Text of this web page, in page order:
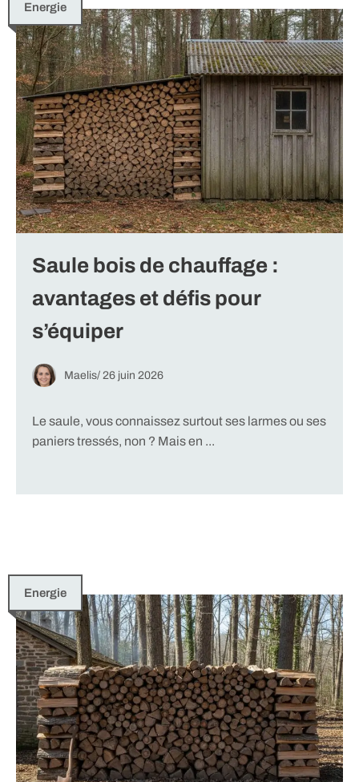
Energie
Saule bois de chauffage :
avantages et défis pour
s’équiper
Maelis/ 26 juin 2026
Le saule, vous connaissez surtout ses larmes ou ses
paniers tressés, non ? Mais en ...
Energie